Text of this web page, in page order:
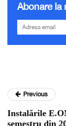
Abonare la
Previous
Instalările
semestru din